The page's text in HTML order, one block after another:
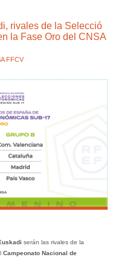
rivales de la Selecció
la Fase Oro del CNSA
FFCV
serán las rivales de la
Campeonato Nacional de